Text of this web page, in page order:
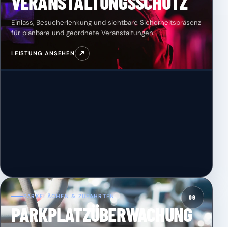
Einlass, Besucherlenkung und sichtbare Sicherheitspräsenz
für planbare und geordnete Veranstaltungen.
LEISTUNG ANSEHEN ↗
06
PARKFLÄCHEN & ZUFAHRTEN
PARKPLATZÜBERWACHUNG